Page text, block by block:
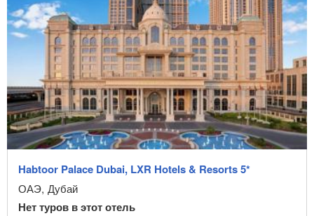
ОАЭ
Не показывать отели без туров
Инфраструктура
Близко к пляжу
Собственный пляж
Песчаный пляж
Галечный пляж
Habtoor Palace Dubai, LXR Hotels & Resorts 5*
ОАЭ, Дубай
Нет туров в этот отель